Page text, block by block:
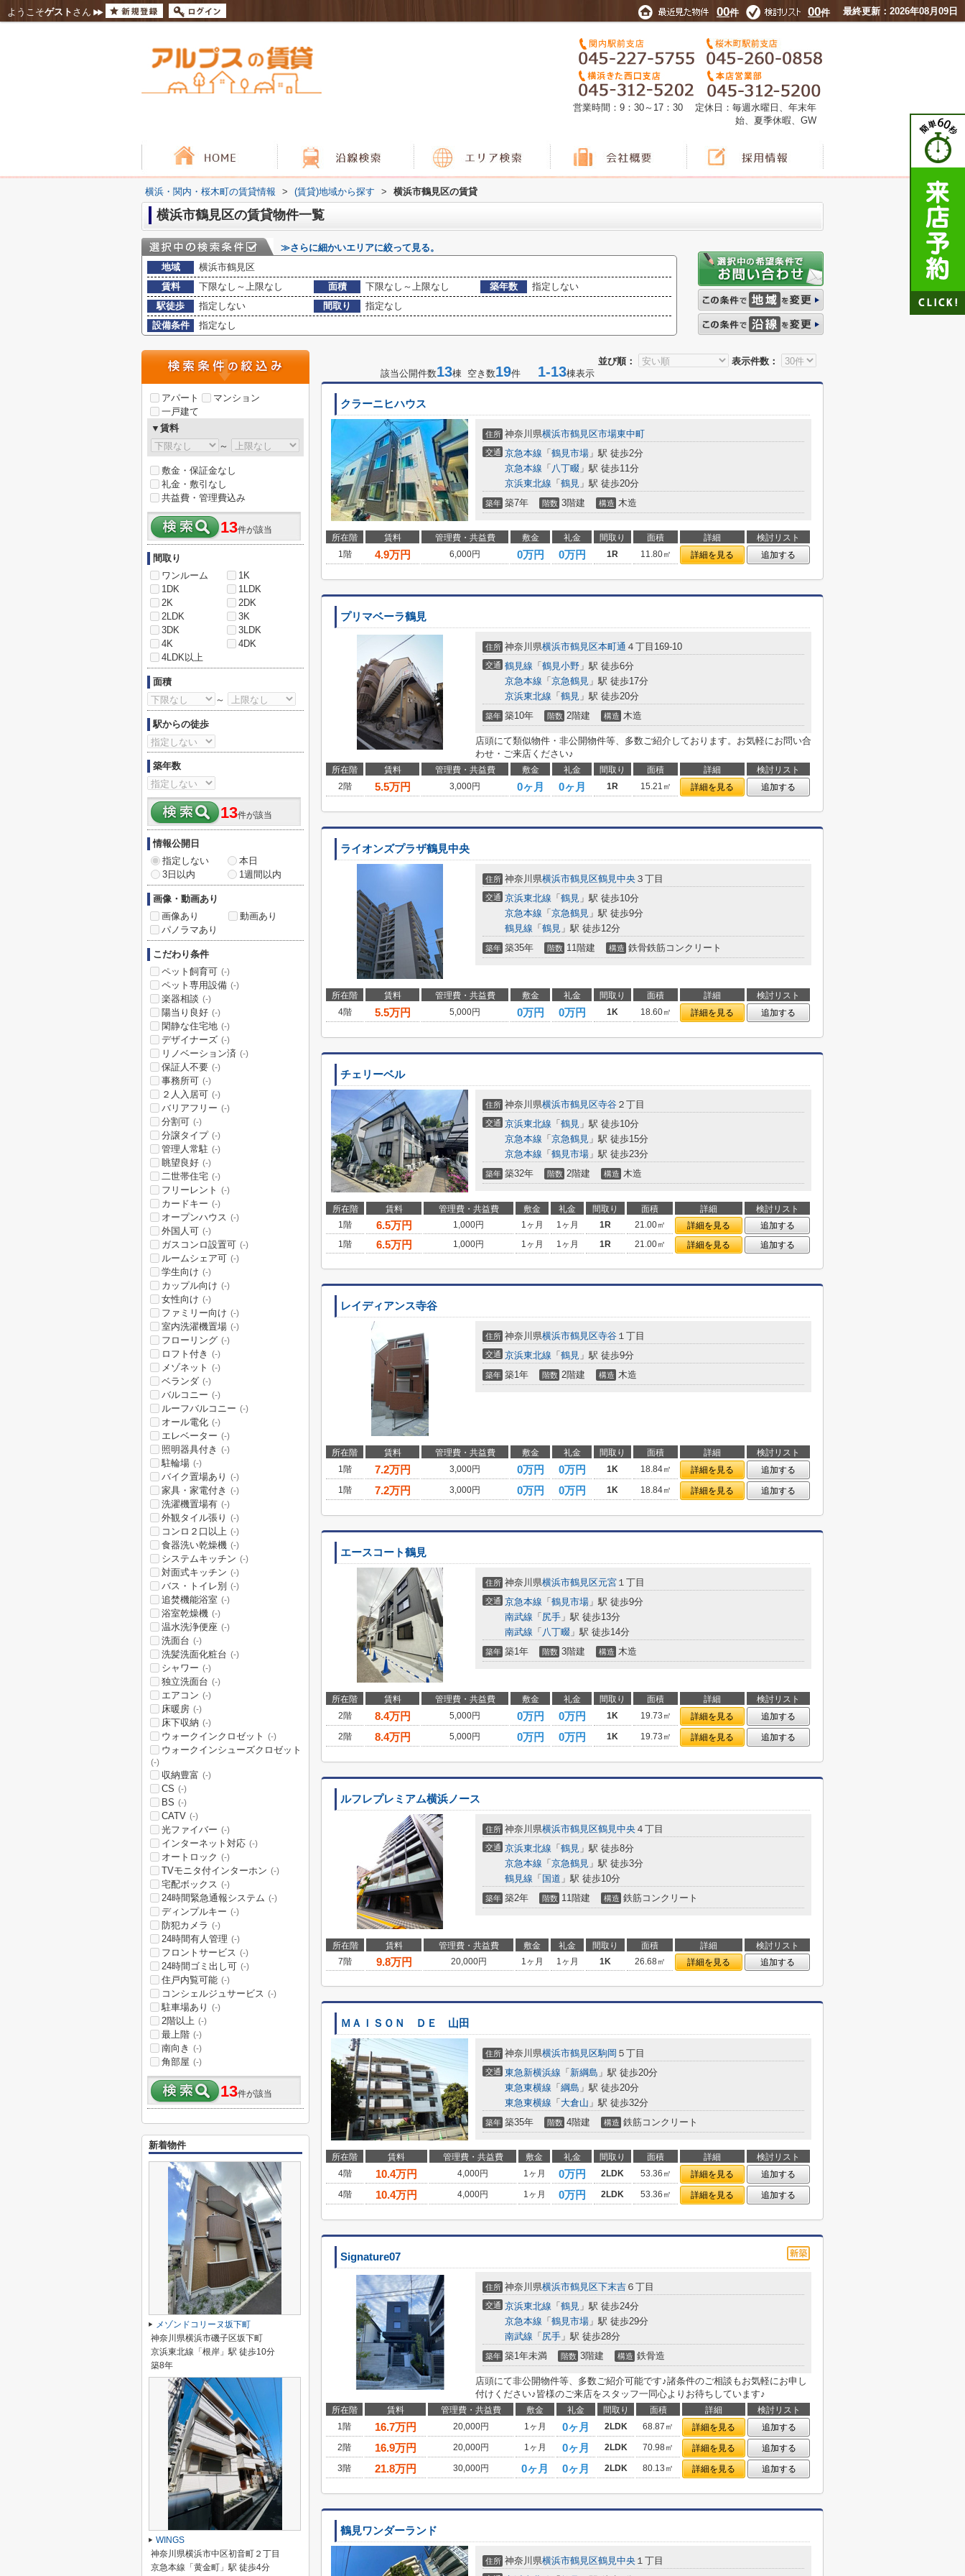
ようこそゲスト さん 00件 00件 最終更新：2026年08月09日
営業時間：9：30～17：30 定休日：毎週水曜日、年末年
始、夏季休暇、GW
横浜・関内・桜木町の賃貸情報 > (賃貸)地域から探す > 横浜市鶴見区の賃貸
横浜市鶴見区の賃貸物件一覧
≫さらに細かいエリアに絞って見る。
地域
横浜市鶴見区
賃料
下限なし～上限なし 面積 下限なし～上限なし 築年数
指定しない
駅徒歩
指定しない 間取り
指定なし
設備条件
指定なし
並び順：
表示件数：
該当公開件数13棟 空き数19件 1-13棟表示
クラーニヒハウス
住所 神奈川県横浜市鶴見区市場東中町
交通 京急本線 「 鶴見市場 」駅 徒歩2分
京急本線 「 八丁畷 」駅 徒歩11分
京浜東北線 「 鶴見 」駅 徒歩20分
築年 築7年 階数 3階建 構造 木造
所在階 賃料 管理費・共益費 敷金 礼金 間取り 面積 詳細
検討リスト
1階
4.9万円 6,000円 0万円 0万円 1R 11.80㎡ 詳細を見る 追加する
プリマベーラ鶴見
住所 神奈川県横浜市鶴見区本町通 ４丁目169-10
交通 鶴見線 「 鶴見小野 」駅 徒歩6分
京急本線 「 京急鶴見 」駅 徒歩17分
京浜東北線 「 鶴見 」駅 徒歩20分
築年 築10年 階数 2階建 構造 木造
店頭にて類似物件・非公開物件等、多数ご紹介しております。お気軽にお問い合
わせ・ご来店ください♪
所在階 賃料 管理費・共益費 敷金 礼金 間取り 面積 詳細
検討リスト
2階
5.5万円 3,000円 0ヶ月 0ヶ月 1R 15.21㎡ 詳細を見る 追加する
ライオンズプラザ鶴見中央
住所 神奈川県横浜市鶴見区鶴見中央 ３丁目
交通 京浜東北線 「 鶴見 」駅 徒歩10分
京急本線 「 京急鶴見 」駅 徒歩9分
鶴見線 「 鶴見 」駅 徒歩12分
築年 築35年 階数 11階建 構造 鉄骨鉄筋コンクリート
所在階 賃料 管理費・共益費 敷金 礼金 間取り 面積 詳細
検討リスト
4階
5.5万円 5,000円 0万円 0万円 1K 18.60㎡ 詳細を見る 追加する
チェリーベル
住所 神奈川県横浜市鶴見区寺谷 ２丁目
交通 京浜東北線 「 鶴見 」駅 徒歩10分
京急本線 「 京急鶴見 」駅 徒歩15分
京急本線 「 鶴見市場 」駅 徒歩23分
築年 築32年 階数 2階建 構造 木造
所在階 賃料 管理費・共益費 敷金 礼金 間取り 面積 詳細
検討リスト
1階
6.5万円 1,000円 1ヶ月 1ヶ月 1R 21.00㎡ 詳細を見る
追加する
1階
6.5万円 1,000円 1ヶ月 1ヶ月 1R 21.00㎡ 詳細を見る 追加する
レイディアンス寺谷
住所 神奈川県横浜市鶴見区寺谷 １丁目
交通 京浜東北線 「 鶴見 」駅 徒歩9分
築年 築1年 階数 2階建 構造 木造
所在階 賃料 管理費・共益費 敷金 礼金 間取り 面積 詳細
検討リスト
1階
7.2万円 3,000円 0万円 0万円 1K 18.84㎡ 詳細を見る
追加する
1階
7.2万円 3,000円 0万円 0万円 1K 18.84㎡ 詳細を見る 追加する
エースコート鶴見
住所 神奈川県横浜市鶴見区元宮 １丁目
交通 京急本線 「 鶴見市場 」駅 徒歩9分
南武線 「 尻手 」駅 徒歩13分
南武線 「 八丁畷 」駅 徒歩14分
築年 築1年 階数 3階建 構造 木造
所在階 賃料 管理費・共益費 敷金 礼金 間取り 面積 詳細
検討リスト
2階
8.4万円 5,000円 0万円 0万円 1K 19.73㎡ 詳細を見る
追加する
2階
8.4万円 5,000円 0万円 0万円 1K 19.73㎡ 詳細を見る 追加する
ルフレプレミアム横浜ノース
住所 神奈川県横浜市鶴見区鶴見中央 ４丁目
交通 京浜東北線 「 鶴見 」駅 徒歩8分
京急本線 「 京急鶴見 」駅 徒歩3分
鶴見線 「 国道 」駅 徒歩10分
築年 築2年 階数 11階建 構造 鉄筋コンクリート
所在階 賃料 管理費・共益費 敷金 礼金 間取り 面積 詳細
検討リスト
7階
9.8万円 20,000円 1ヶ月 1ヶ月 1K 26.68㎡ 詳細を見る 追加する
ＭＡＩＳＯＮ ＤＥ 山田
住所 神奈川県横浜市鶴見区駒岡 ５丁目
交通 東急新横浜線 「 新綱島 」駅 徒歩20分
東急東横線 「 綱島 」駅 徒歩20分
東急東横線 「 大倉山 」駅 徒歩32分
築年 築35年 階数 4階建 構造 鉄筋コンクリート
所在階 賃料 管理費・共益費 敷金 礼金 間取り 面積 詳細
検討リスト
4階
10.4万円 4,000円 1ヶ月 0万円 2LDK 53.36㎡ 詳細を見る
追加する
4階
10.4万円 4,000円 1ヶ月 0万円 2LDK 53.36㎡ 詳細を見る 追加する
Signature07
住所 神奈川県横浜市鶴見区下末吉 ６丁目
交通 京浜東北線 「 鶴見 」駅 徒歩24分
京急本線 「 鶴見市場 」駅 徒歩29分
南武線 「 尻手 」駅 徒歩28分
築年 築1年未満 階数 3階建 構造 鉄骨造
店頭にて非公開物件等、多数ご紹介可能です♪諸条件のご相談もお気軽にお申し
付けください♪皆様のご来店をスタッフ一同心よりお待ちしています♪
所在階 賃料 管理費・共益費 敷金 礼金 間取り 面積 詳細
検討リスト
1階
16.7万円 20,000円 1ヶ月 0ヶ月 2LDK 68.87㎡ 詳細を見る
追加する
2階
16.9万円 20,000円 1ヶ月 0ヶ月 2LDK 70.98㎡ 詳細を見る
追加する
3階
21.8万円 30,000円 0ヶ月 0ヶ月 2LDK 80.13㎡ 詳細を見る 追加する
鶴見ワンダーランド
住所 神奈川県横浜市鶴見区鶴見中央 １丁目
アパート
マンション
一戸建て
▼賃料
～
敷金・保証金なし
礼金・敷引なし
共益費・管理費込み
13件が該当
間取り
ワンルーム
1K
1DK
1LDK
2K
2DK
2LDK
3K
3DK
3LDK
4K
4DK
4LDK以上
面積
～
駅からの徒歩
築年数
13件が該当
情報公開日
指定しない
本日
3日以内
1週間以内
画像・動画あり
画像あり
動画あり
パノラマあり
こだわり条件
ペット飼育可 (-)
ペット専用設備 (-)
楽器相談 (-)
陽当り良好 (-)
閑静な住宅地 (-)
デザイナーズ (-)
リノベーション済 (-)
保証人不要 (-)
事務所可 (-)
２人入居可 (-)
バリアフリー (-)
分割可 (-)
分譲タイプ (-)
管理人常駐 (-)
眺望良好 (-)
二世帯住宅 (-)
フリーレント (-)
カードキー (-)
オープンハウス (-)
外国人可 (-)
ガスコンロ設置可 (-)
ルームシェア可 (-)
学生向け (-)
カップル向け (-)
女性向け (-)
ファミリー向け (-)
室内洗濯機置場 (-)
フローリング (-)
ロフト付き (-)
メゾネット (-)
ベランダ (-)
バルコニー (-)
ルーフバルコニー (-)
オール電化 (-)
エレベーター (-)
照明器具付き (-)
駐輪場 (-)
バイク置場あり (-)
家具・家電付き (-)
洗濯機置場有 (-)
外観タイル張り (-)
コンロ２口以上 (-)
食器洗い乾燥機 (-)
システムキッチン (-)
対面式キッチン (-)
バス・トイレ別 (-)
追焚機能浴室 (-)
浴室乾燥機 (-)
温水洗浄便座 (-)
洗面台 (-)
洗髪洗面化粧台 (-)
シャワー (-)
独立洗面台 (-)
エアコン (-)
床暖房 (-)
床下収納 (-)
ウォークインクロゼット (-)
ウォークインシューズクロゼット
(-)
収納豊富 (-)
CS (-)
BS (-)
CATV (-)
光ファイバー (-)
インターネット対応 (-)
オートロック (-)
TVモニタ付インターホン (-)
宅配ボックス (-)
24時間緊急通報システム (-)
ディンプルキー (-)
防犯カメラ (-)
24時間有人管理 (-)
フロントサービス (-)
24時間ゴミ出し可 (-)
住戸内覧可能 (-)
コンシェルジュサービス (-)
駐車場あり (-)
2階以上 (-)
最上階 (-)
南向き (-)
角部屋 (-)
13件が該当
新着物件
メゾンドコリーヌ坂下町
神奈川県横浜市磯子区坂下町
京浜東北線「根岸」駅 徒歩10分
築8年
WINGS
神奈川県横浜市中区初音町２丁目
京急本線「黄金町」駅 徒歩4分